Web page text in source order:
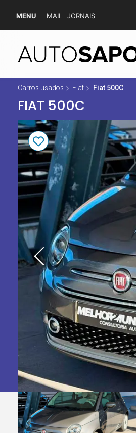
MENU MAIL JORNAIS
Carros usados Fiat Fiat 500C
FIAT 500C